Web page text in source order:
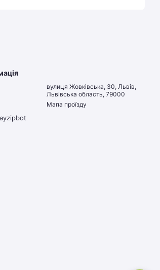
вулиця Жовківська, 30, Львів,
Львівська область, 79000
Мапа проїзду